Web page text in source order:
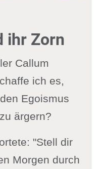
ihr Zorn
Callum
ich es,
Egoismus
ärgern?
"Stell dir
Morgen durch